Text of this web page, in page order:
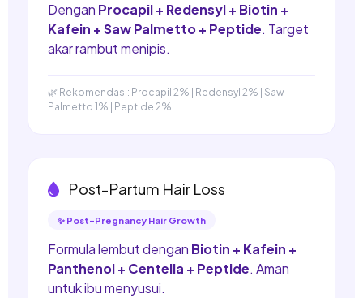
Dengan Procapil + Redensyl + Biotin +
Kafein + Saw Palmetto + Peptide. Target
akar rambut menipis.
🌿 Rekomendasi: Procapil 2% | Redensyl 2% | Saw
Palmetto 1% | Peptide 2%
Post-Partum Hair Loss
✨ Post-Pregnancy Hair Growth
Formula lembut dengan Biotin + Kafein +
Panthenol + Centella + Peptide. Aman
untuk ibu menyusui.